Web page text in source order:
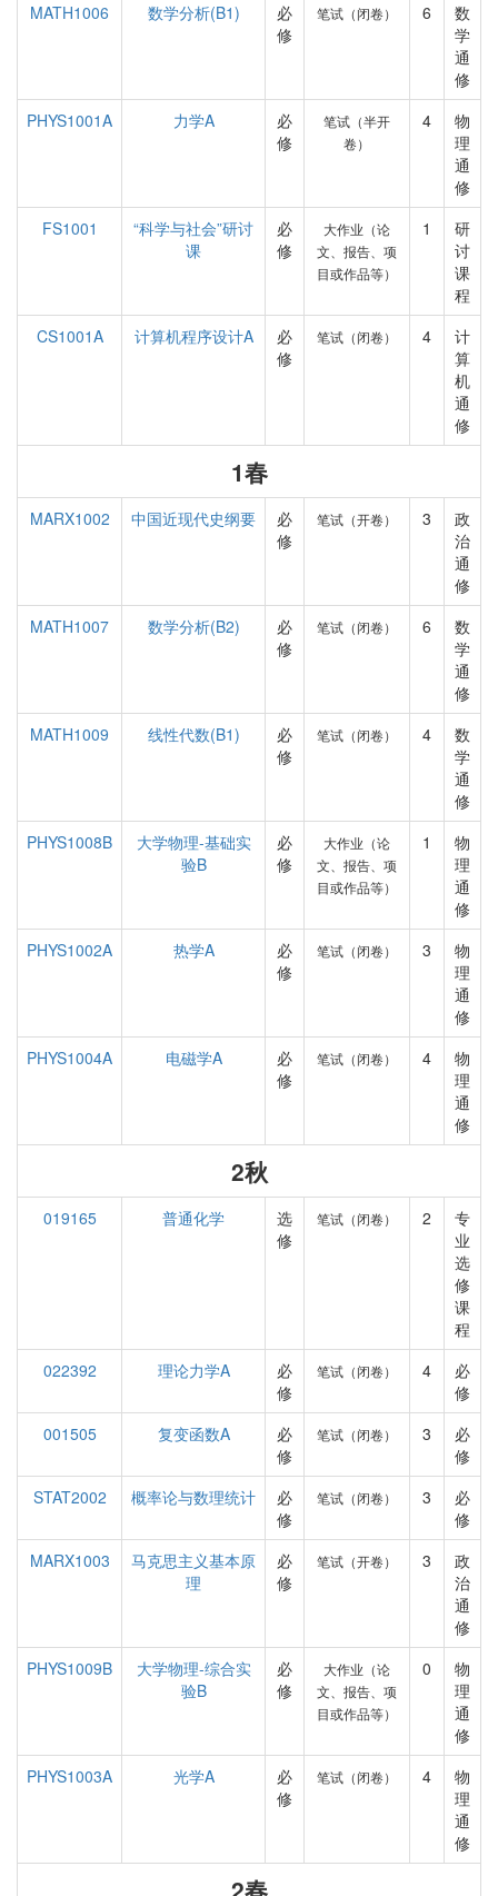
MATH1006
数学分析(B1)
必
修
笔试（闭卷） 6
数
学
通
修
PHYS1001A
力学A
必
修
笔试（半开
卷）
4
物
理
通
修
FS1001
“科学与社会”研讨
课
必
修
大作业（论
文、报告、项
目或作品等）
1
研
讨
课
程
CS1001A
计算机程序设计A
必
修
笔试（闭卷） 4
计
算
机
通
修
1春
MARX1002 中国近现代史纲要
必
修
笔试（开卷） 3
政
治
通
修
MATH1007
数学分析(B2)
必
修
笔试（闭卷） 6
数
学
通
修
MATH1009
线性代数(B1)
必
修
笔试（闭卷） 4
数
学
通
修
PHYS1008B
大学物理-基础实
验B
必
修
大作业（论
文、报告、项
目或作品等）
1
物
理
通
修
PHYS1002A
热学A
必
修
笔试（闭卷） 3
物
理
通
修
PHYS1004A
电磁学A
必
修
笔试（闭卷） 4
物
理
通
修
2秋
019165 普通化学
选
修
笔试（闭卷） 2
专
业
选
修
课
程
022392
理论力学A
必
修
笔试（闭卷） 4
必
修
001505
复变函数A
必
修
笔试（闭卷） 3
必
修
STAT2002
概率论与数理统计
必
修
笔试（闭卷） 3
必
修
MARX1003
马克思主义基本原
理
必
修
笔试（开卷） 3
政
治
通
修
PHYS1009B
大学物理-综合实
验B
必
修
大作业（论
文、报告、项
目或作品等）
0
物
理
通
修
PHYS1003A
光学A
必
修
笔试（闭卷） 4
物
理
通
修
2春